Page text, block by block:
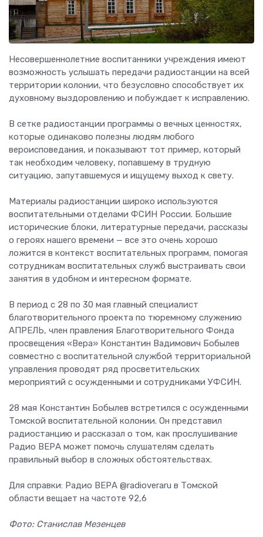
Несовершеннолетние воспитанники учреждения имеют
возможность услышать передачи радиостанции на всей
территории колонии, что безусловно способствует их
духовному выздоровлению и побуждает к исправлению.
В сетке радиостанции программы о вечных ценностях,
которые одинаково полезны людям любого
вероисповедания, и показывают тот пример, который
так необходим человеку, попавшему в трудную
ситуацию, запутавшемуся и ищущему выход к свету.
Материалы радиостанции широко используются
воспитательными отделами ФСИН России. Большие
исторические блоки, литературные передачи, рассказы
о героях нашего времени — все это очень хорошо
ложится в контекст воспитательных программ, помогая
сотрудникам воспитательных служб выстраивать свои
занятия в удобном и интересном формате.
В период с 28 по 30 мая главный специалист
благотворительного проекта по тюремному служению
АПРЕЛЬ, член правления Благотворительного Фонда
просвещения «Вера» Константин Вадимович Бобылев
совместно с воспитательной службой территориальной
управления проводят ряд просветительских
мероприятий с осужденными и сотрудниками УФСИН.
28 мая Константин Бобылев встретился с осужденными
Томской воспитательной колонии. Он представил
радиостанцию и рассказал о том, как прослушивание
Радио ВЕРА может помочь слушателям сделать
правильный выбор в сложных обстоятельствах.
Для справки: Радио ВЕРА @radioveraru в Томской
области вещает на частоте 92,6
Фото: Станислав Мезенцев